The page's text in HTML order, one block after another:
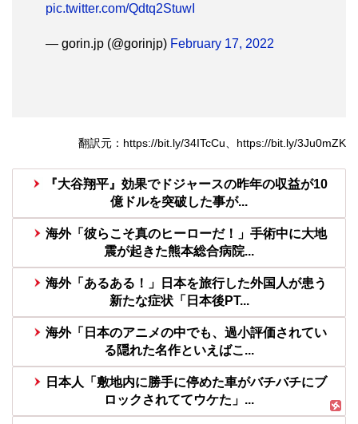
pic.twitter.com/Qdtq2StuwI
— gorin.jp (@gorinjp) February 17, 2022
翻訳元：https://bit.ly/34ITcCu、https://bit.ly/3Ju0mZK
『大谷翔平』効果でドジャースの昨年の収益が10
億ドルを突破した事が...
海外「彼らこそ真のヒーローだ！」手術中に大地
震が起きた熊本総合病院...
海外「あるある！」日本を旅行した外国人が患う
新たな症状「日本後PT...
海外「日本のアニメの中でも、過小評価されてい
る隠れた名作といえばこ...
日本人「敷地内に勝手に停めた車がバチバチにブ
ロックされててウケた」...